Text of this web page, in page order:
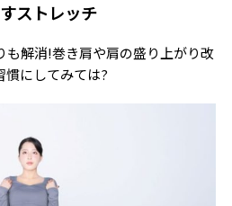
ストレッチ
も解消!巻き肩や肩の盛り上がり改
慣にしてみては?